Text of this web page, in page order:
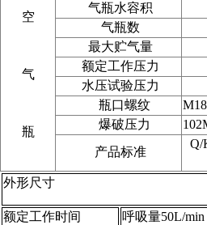
空
气
瓶
气瓶水容积
气瓶数
最大贮气量
额定工作压力
水压试验压力
瓶口螺纹
爆破压力
产品标准
Q/
外形尺寸
额定工作时间
呼吸量50L/min